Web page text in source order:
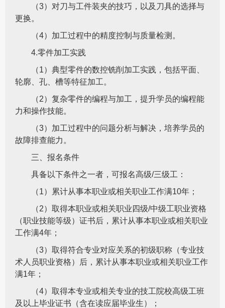
（3）对刀与工件装夹的技巧，以及刀具的选择与
更换。
（4）加工过程中的精度控制与质量检测。
4.零件加工实践
（1）典型零件的数控铣削加工实践，包括平面、
轮廓、孔、槽等特征加工。
（2）复杂零件的编程与加工，提升学员的编程能
力和操作技能。
（3）加工过程中的问题分析与解决，培养学员的
故障排查能力。
三、报名条件
具备以下条件之一者，可报名高级/三级工：
（1）累计从事本职业或相关职业工作满10年；
（2）取得本职业或相关职业四级/中级工职业资格
（职业技能等级）证书后，累计从事本职业或相关职业
工作满4年；
（3）取得符合专业对应关系的初级职称（专业技
术人员职业资格）后，累计从事本职业或相关职业工作
满1年；
（4）取得本专业或相关专业的技工院校高级工班
及以上毕业证书（含在读应届毕业生）；